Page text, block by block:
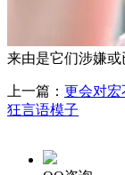
来由是它们涉嫌或
上一篇： 更会对宏
狂言语模子